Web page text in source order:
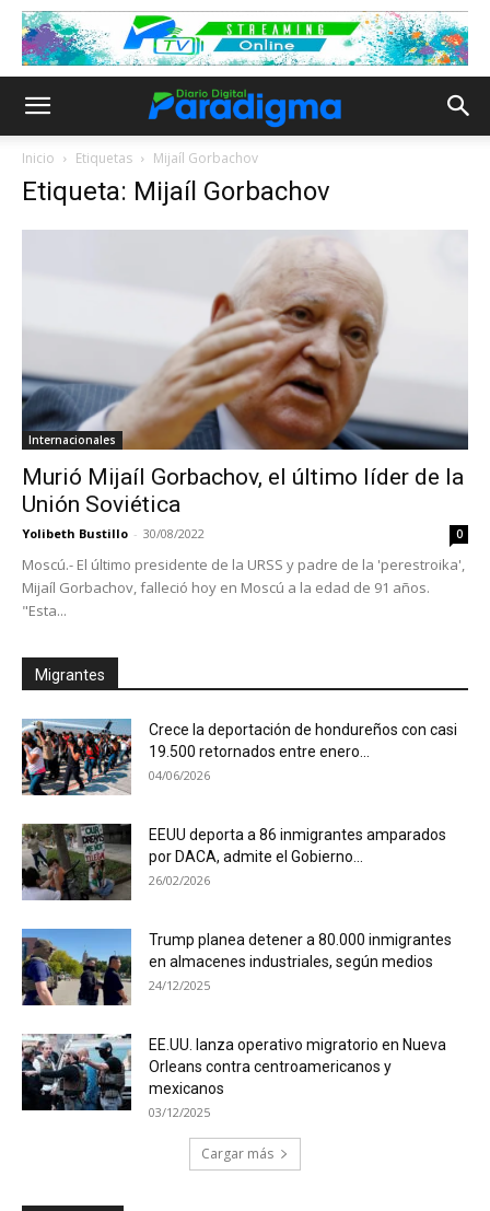
Inicio Etiquetas Mijaíl Gorbachov
Etiqueta: Mijaíl Gorbachov
Internacionales
Murió Mijaíl Gorbachov, el último líder de la
Unión Soviética
Yolibeth Bustillo - 30/08/2022 0
Moscú.- El último presidente de la URSS y padre de la 'perestroika',
Mijaíl Gorbachov, falleció hoy en Moscú a la edad de 91 años.
"Esta...
Migrantes
Crece la deportación de hondureños con casi
19.500 retornados entre enero...
04/06/2026
EEUU deporta a 86 inmigrantes amparados
por DACA, admite el Gobierno...
26/02/2026
Trump planea detener a 80.000 inmigrantes
en almacenes industriales, según medios
24/12/2025
EE.UU. lanza operativo migratorio en Nueva
Orleans contra centroamericanos y
mexicanos
03/12/2025
Cargar más